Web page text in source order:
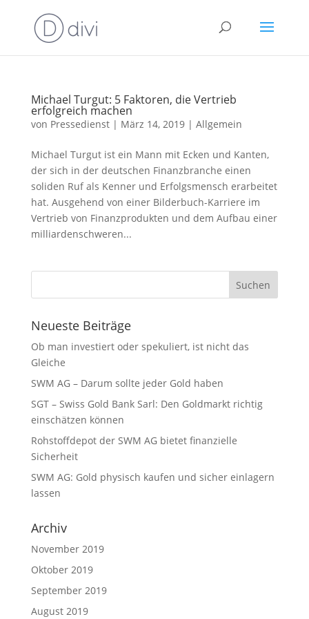
Michael Turgut: 5 Faktoren, die Vertrieb
erfolgreich machen
von Pressedienst| März 14, 2019| Allgemein
Michael Turgut ist ein Mann mit Ecken und Kanten,
der sich in der deutschen Finanzbranche einen
soliden Ruf als Kenner und Erfolgsmensch erarbeitet
hat. Ausgehend von einer Bilderbuch-Karriere im
Vertrieb von Finanzprodukten und dem Aufbau einer
milliardenschweren...
Neueste Beiträge
Ob man investiert oder spekuliert, ist nicht das
Gleiche
SWM AG – Darum sollte jeder Gold haben
SGT – Swiss Gold Bank Sarl: Den Goldmarkt richtig
einschätzen können
Rohstoffdepot der SWM AG bietet finanzielle
Sicherheit
SWM AG: Gold physisch kaufen und sicher einlagern
lassen
Archiv
November 2019
Oktober 2019
September 2019
August 2019